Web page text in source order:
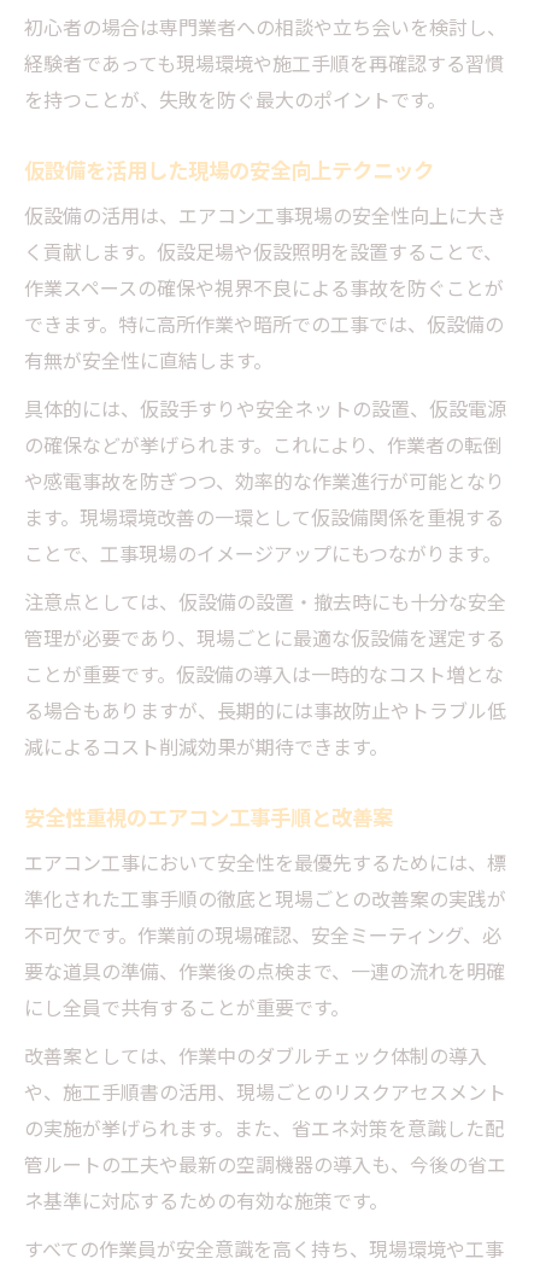
初心者の場合は専門業者への相談や立ち会いを検討し、
経験者であっても現場環境や施工手順を再確認する習慣
を持つことが、失敗を防ぐ最大のポイントです。
仮設備を活用した現場の安全向上テクニック
仮設備の活用は、エアコン工事現場の安全性向上に大き
く貢献します。仮設足場や仮設照明を設置することで、
作業スペースの確保や視界不良による事故を防ぐことが
できます。特に高所作業や暗所での工事では、仮設備の
有無が安全性に直結します。
具体的には、仮設手すりや安全ネットの設置、仮設電源
の確保などが挙げられます。これにより、作業者の転倒
や感電事故を防ぎつつ、効率的な作業進行が可能となり
ます。現場環境改善の一環として仮設備関係を重視する
ことで、工事現場のイメージアップにもつながります。
注意点としては、仮設備の設置・撤去時にも十分な安全
管理が必要であり、現場ごとに最適な仮設備を選定する
ことが重要です。仮設備の導入は一時的なコスト増とな
る場合もありますが、長期的には事故防止やトラブル低
減によるコスト削減効果が期待できます。
安全性重視のエアコン工事手順と改善案
エアコン工事において安全性を最優先するためには、標
準化された工事手順の徹底と現場ごとの改善案の実践が
不可欠です。作業前の現場確認、安全ミーティング、必
要な道具の準備、作業後の点検まで、一連の流れを明確
にし全員で共有することが重要です。
改善案としては、作業中のダブルチェック体制の導入
や、施工手順書の活用、現場ごとのリスクアセスメント
の実施が挙げられます。また、省エネ対策を意識した配
管ルートの工夫や最新の空調機器の導入も、今後の省エ
ネ基準に対応するための有効な施策です。
すべての作業員が安全意識を高く持ち、現場環境や工事